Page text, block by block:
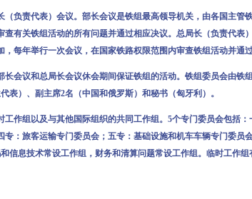
负责代表）会议。部长会议是铁组最高领导机关，由各国主管
有关铁组活动的所有问题并通过相应决议。总局长（负责代表
每年举行一次会议，在国家铁路权限范围内审查铁组活动并通过
议和总局长会议休会期间保证铁组的活动。铁组委员会由铁
表）、副主席2名（中国和俄罗斯）和秘书（匈牙利）。
组以及与其他国际组织的共同工作组。5个专门委员会包括：
：旅客运输专门委员会；五专：基础设施和机车车辆专门委员
信息技术常设工作组，财务和清算问题常设工作组。临时工作组